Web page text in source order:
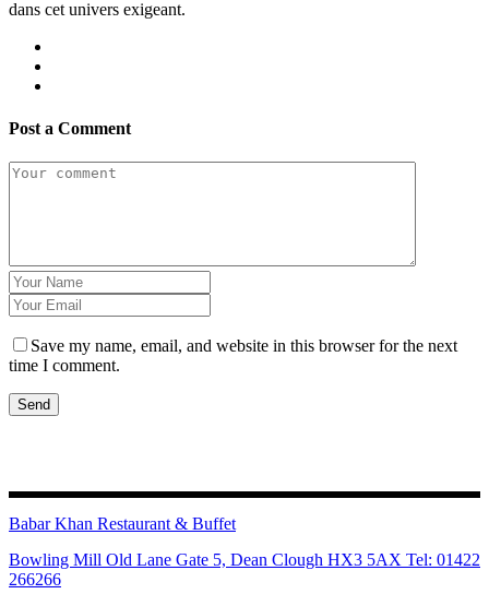
dans cet univers exigeant.
Post a Comment
Save my name, email, and website in this browser for the next
time I comment.
Send
Babar Khan Restaurant & Buffet
Bowling Mill Old Lane Gate 5, Dean Clough HX3 5AX Tel: 01422
266266